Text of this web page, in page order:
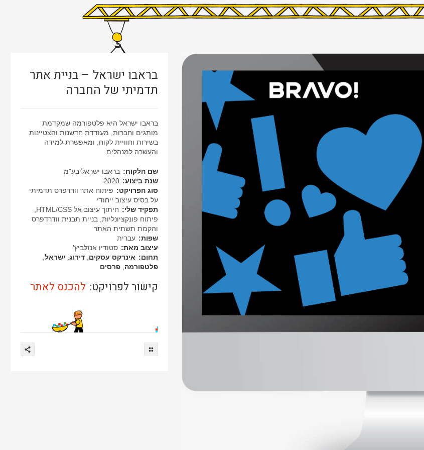
בראבו ישראל – בניית אתר
תדמיתי של החברה
בראבו ישראל היא פלטפורמה שמקדמת
מותגים וחברות, מעודדת חדשנות והצטיינות
בשירות וחוויית לקוח, ומאפשרת למידה
והעשרה למנהלים.
שם הלקוח: בראבו ישראל בע"מ
שנת ביצוע: 2020
סוג הפרויקט: פיתוח אתר וורדפרס תדמיתי
על בסיס עיצוב ייחודי
תפקיד שלי:
פיתוח פונקציונליות, בניית תבנית וודרדפרס
והקמת תשתית האתר
שפות: עברית
עיצוב מאת: סטודיו אנזלביץ'
תחום: אינדקס עסקים ,דירוג ישראל
פלטפורמה ,פרסים
קישור לפרויקט: להכנס לאתר